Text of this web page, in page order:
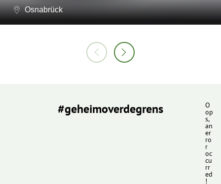
Osnabrück
#geheimoverdegrens O
op
s,
an
er
ro
r
oc
cu
rr
ed
!